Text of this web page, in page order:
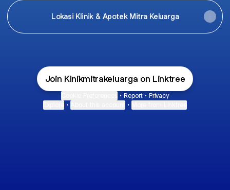
Lokasi Klinik & Apotek Mitra Keluarga
Join Klnikmitrakeluarga on Linktree
• Report • Privacy
• •